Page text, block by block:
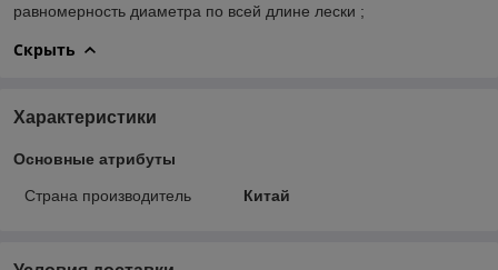
равномерность диаметра по всей длине лески ;
Скрыть
Характеристики
Основные атрибуты
Страна производитель Китай